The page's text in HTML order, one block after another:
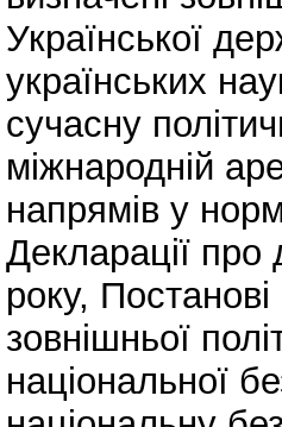
Української
українських
сучасну
міжнародній
напрямів у
Декларації про
року,
зовнішньої
національної